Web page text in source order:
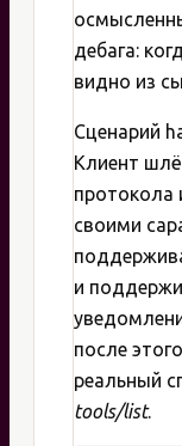
дебага:
видно из
Сценарий
Клиент
протокола
своими
и
после
реальный
tools/list.